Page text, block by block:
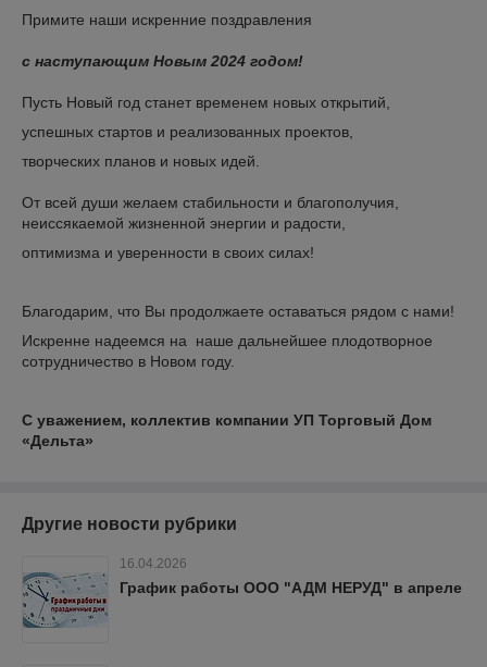
Примите наши искренние поздравления
с наступающим Новым 2024 годом!
Пусть Новый год станет временем новых открытий,
успешных стартов и реализованных проектов,
творческих планов и новых идей.
От всей души желаем стабильности и благополучия,
неиссякаемой жизненной энергии и радости,
оптимизма и уверенности в своих силах!
Благодарим, что Вы продолжаете оставаться рядом с нами!
Искренне надеемся на наше дальнейшее плодотворное
сотрудничество в Новом году.
С уважением, коллектив компании УП Торговый Дом
«Дельта»
Другие новости рубрики
16.04.2026
График работы ООО "АДМ НЕРУД" в апреле